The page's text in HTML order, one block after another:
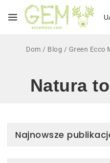
Dom / Blog / Green Ecco
Natura
Najnowsze